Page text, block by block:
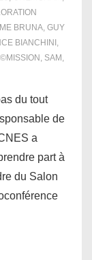
BRUNA, GUY
BIANCHINI ,
, SAM ,
du tout
de
a
part à
du Salon